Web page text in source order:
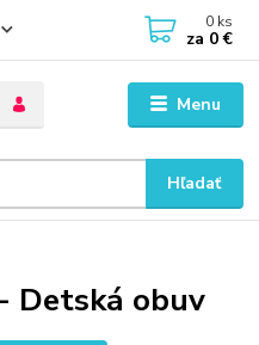
Menu
Hľadať
0 ks
za 0 €
Detská obuv